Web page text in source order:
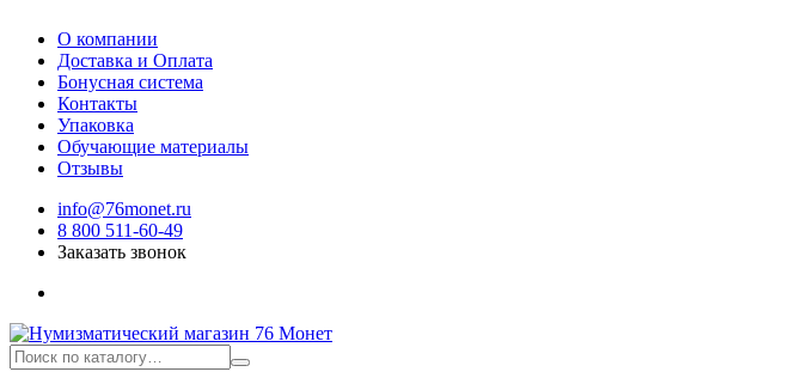
О компании
Доставка и Оплата
Бонусная система
Контакты
Упаковка
Обучающие материалы
Отзывы
info@76monet.ru
8 800 511-60-49
Заказать звонок